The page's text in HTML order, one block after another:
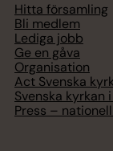
Hitta församling
Bli medlem
Lediga jobb
Ge en gåva
Organisation
Act Svenska
Svenska kyrkan
Press –